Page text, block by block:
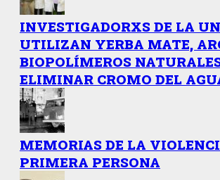
INVESTIGADORXS DE LA
UTILIZAN YERBA MATE,
BIOPOLÍMEROS
ELIMINAR CROMO DEL
MEMORIAS DE LA
PRIMERA PERSONA